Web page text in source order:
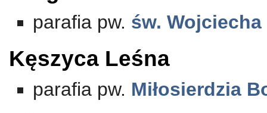
parafia pw. św. Wojciecha
Kęszyca Leśna
parafia pw. Miłosierdzia